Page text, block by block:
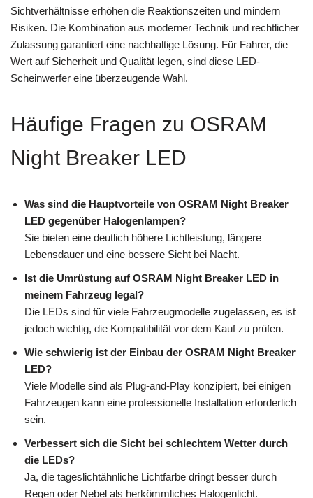
Sichtverhältnisse erhöhen die Reaktionszeiten und mindern
Risiken. Die Kombination aus moderner Technik und rechtlicher
Zulassung garantiert eine nachhaltige Lösung. Für Fahrer, die
Wert auf Sicherheit und Qualität legen, sind diese LED-
Scheinwerfer eine überzeugende Wahl.
Häufige Fragen zu OSRAM
Night Breaker LED
Was sind die Hauptvorteile von OSRAM Night Breaker
LED gegenüber Halogenlampen?
Sie bieten eine deutlich höhere Lichtleistung, längere
Lebensdauer und eine bessere Sicht bei Nacht.
Ist die Umrüstung auf OSRAM Night Breaker LED in
meinem Fahrzeug legal?
Die LEDs sind für viele Fahrzeugmodelle zugelassen, es ist
jedoch wichtig, die Kompatibilität vor dem Kauf zu prüfen.
Wie schwierig ist der Einbau der OSRAM Night Breaker
LED?
Viele Modelle sind als Plug-and-Play konzipiert, bei einigen
Fahrzeugen kann eine professionelle Installation erforderlich
sein.
Verbessert sich die Sicht bei schlechtem Wetter durch
die LEDs?
Ja, die tageslichtähnliche Lichtfarbe dringt besser durch
Regen oder Nebel als herkömmliches Halogenlicht.